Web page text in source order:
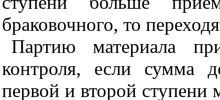
браковочного, то
Партию материала
контроля, если сумма
первой и второй